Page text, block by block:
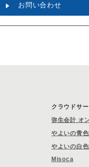
お問い合わせ
クラウドサ
弥生会計 オ
やよいの青
やよいの白
Misoca